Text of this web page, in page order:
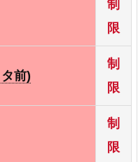
制
限
前)
制
限
制
限